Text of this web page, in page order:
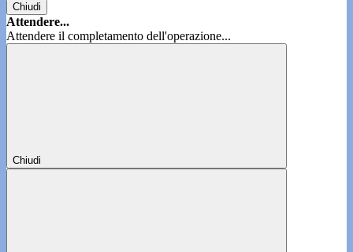
Chiudi
Attendere...
Attendere il completamento dell'operazione...
Chiudi